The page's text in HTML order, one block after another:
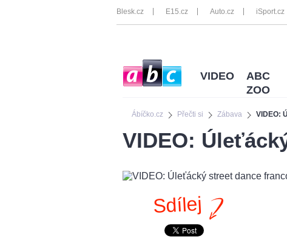
Blesk.cz E15.cz Auto.cz iSport.cz
Ábíčko.cz Přečti si Zábava VIDEO:
VIDEO
ABC
ZOO
VIDEO:
Sdílej